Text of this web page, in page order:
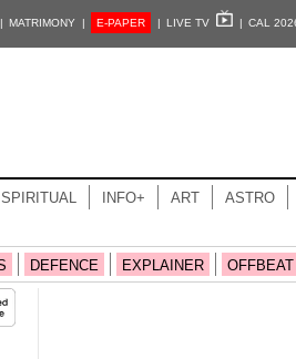
MATRIMONY | E-PAPER | LIVE TV | CAL
SPIRITUAL INFO+ ART ASTRO
DEFENCE EXPLAINER OFFBEAT